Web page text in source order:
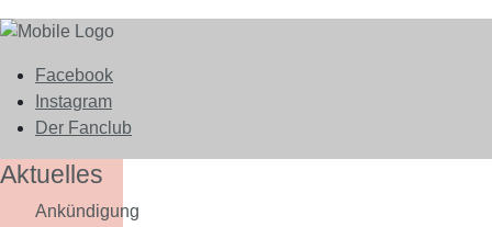
Facebook
Instagram
Der Fanclub
Aktuelles
Ankündigung